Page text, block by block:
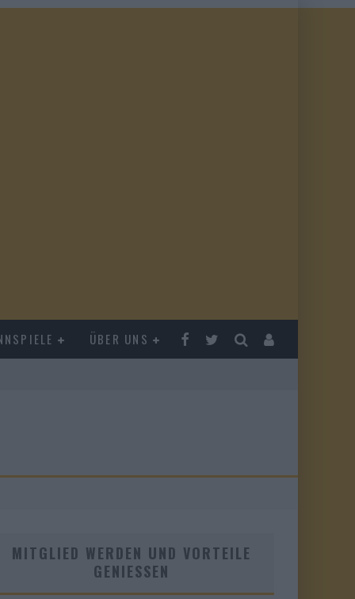
ÜBER UNS
MITGLIED WERDEN UND VORTEILE
GENIESSEN